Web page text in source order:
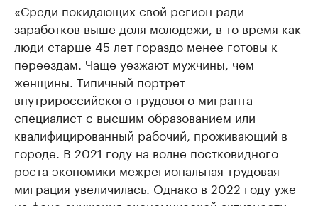
«Среди покидающих свой регион ради
заработков выше доля молодежи, в то время как
люди старше 45 лет гораздо менее готовы к
переездам. Чаще уезжают мужчины, чем
женщины. Типичный портрет
внутрироссийского трудового мигранта —
специалист с высшим образованием или
квалифицированный рабочий, проживающий в
городе. В 2021 году на волне постковидного
роста экономики межрегиональная трудовая
миграция увеличилась. Однако в 2022 году уже